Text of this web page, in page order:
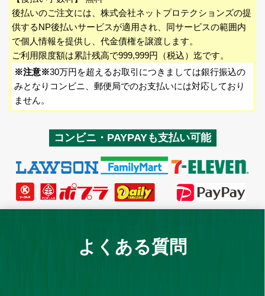
後払いのご注文には、株式会社ネットプロテクションズの提
供するNP後払いサービスが適用され、同サービスの範囲内
で個人情報を提供し、代金債権を譲渡します。
ご利用限度額は累計残高で999,999円（税込）迄です。
※注意※30万円を超えるお取引につきましては銀行振込の
みとなりコンビニ、郵便局でのお支払いには対応しており
ません。
コンビニ・PAYPAYも支払い可能
よくある質問